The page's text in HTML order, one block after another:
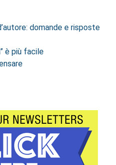
domande e risposte
è più facile